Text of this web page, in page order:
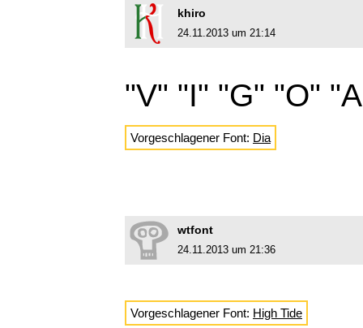
khiro
24.11.2013 um 21:14
"V" "I" "G" "O"
Vorgeschlagener Font: Dia
wtfont
24.11.2013 um 21:36
Vorgeschlagener Font: High Tide